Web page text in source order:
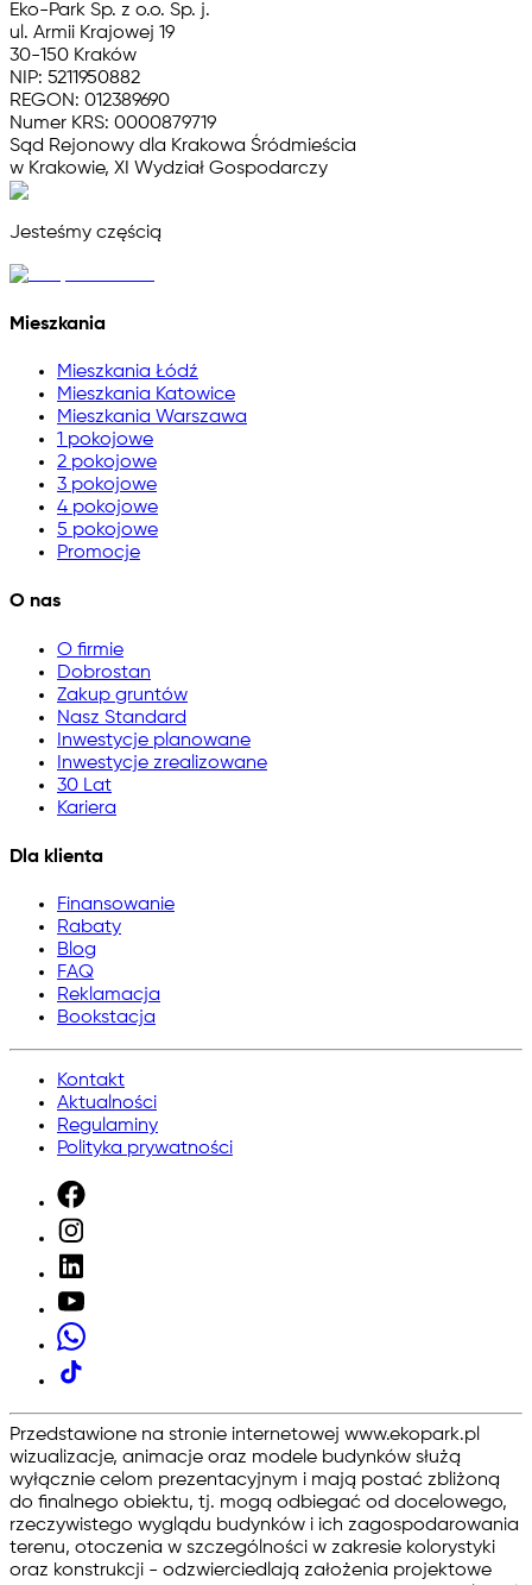
Eko-Park Sp. z o.o. Sp. j.
ul. Armii Krajowej 19
30-150 Kraków
NIP: 5211950882
REGON: 012389690
Numer KRS: 0000879719
Sąd Rejonowy dla Krakowa Śródmieścia
w Krakowie, XI Wydział Gospodarczy
Jesteśmy częścią
Mieszkania
Mieszkania Łódź
Mieszkania Katowice
Mieszkania Warszawa
1 pokojowe
2 pokojowe
3 pokojowe
4 pokojowe
5 pokojowe
Promocje
O nas
O firmie
Dobrostan
Zakup gruntów
Nasz Standard
Inwestycje planowane
Inwestycje zrealizowane
30 Lat
Kariera
Dla klienta
Finansowanie
Rabaty
Blog
FAQ
Reklamacja
Bookstacja
Kontakt
Aktualności
Regulaminy
Polityka prywatności
Przedstawione na stronie internetowej www.ekopark.pl
wizualizacje, animacje oraz modele budynków służą
wyłącznie celom prezentacyjnym i mają postać zbliżoną
do finalnego obiektu, tj. mogą odbiegać od docelowego,
rzeczywistego wyglądu budynków i ich zagospodarowania
terenu, otoczenia w szczególności w zakresie kolorystyki
oraz konstrukcji - odzwierciedlają założenia projektowe